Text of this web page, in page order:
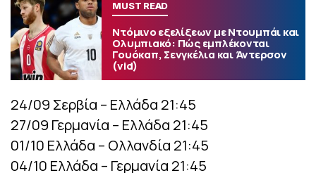
MUST READ
Ντόμινο εξελίξεων με Ντουμπάι και
Ολυμπιακό: Πώς εμπλέκονται
Γουόκαπ, Σενγκέλια και Άντερσον
(vid)
24/09 Σερβία – Ελλάδα 21:45
27/09 Γερμανία – Ελλάδα 21:45
01/10 Ελλάδα – Ολλανδία 21:45
04/10 Ελλάδα – Γερμανία 21:45